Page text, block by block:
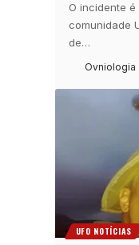
O incidente
comunidade
de…
Ovniologia
UFO NOTÍCIAS